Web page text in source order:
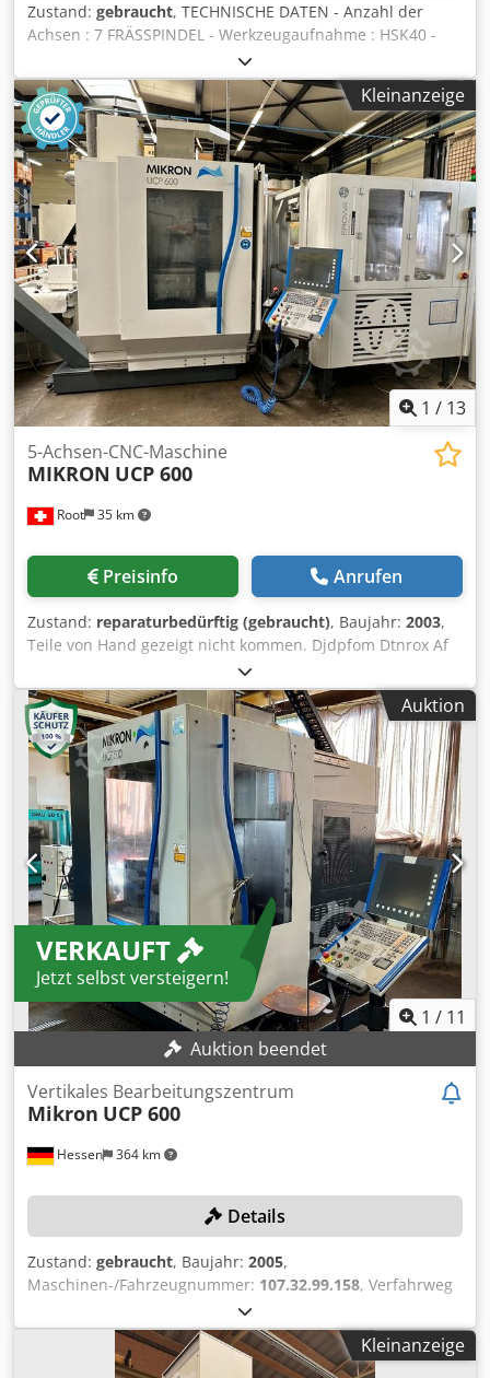
Zustand: gebraucht, TECHNISCHE DATEN - Anzahl der
Achsen : 7 FRÄSSPINDEL - Werkzeugaufnahme : HSK40 -
Spindeldrehzahl : 30000 [Upm] LINEAR ACHSEN -
Verfahrweg X/Y/Z-Achsen : 450/270/310 [mm] -
Eilganggeschwindigkeit (X/Y/Z) : 75 [m/min]
SCHWENKACHSE B - Verfahrweg : -20/+90 [Grad] -
Minimum Auflösung : 0.001 [Grad] WERKZEUGWECHSLER -
Werkzeugwechsler Typ : Parapluie - Anzahl der Werkzeuge
im Magazin : 40 DREHSPINDEL - Spindeldrehzahl : 8000
[Upm] - Max. Stangendurchmesser : 32 [mm] - Minimum
Auflösung C-Achse : 0.001 [Grad] - Verfahrweg : 360 [Grad]
ELEKTRISCHE VERSORGUNG - Versorgungsspannung : 400
[V] GEWICHT UND ABMESSUNGEN - Platzbedarf :
1500X2600 [mm] Dedpfsuhbr Tjx Af Eswa - Maschinenhöhe
: 2300 [mm] - Maschinengewicht : 2850 [kg]
MASCHINENSTUNDEN ZUBEHÖR - Steuerung : Siemens 840
D - 3-farbige Statuslampe
Kleinanzeige
1 / 13
Root 35 km
5-Achsen-CNC-Maschine
MIKRON UCP 600
Preisinfo Anrufen
Zustand: reparaturbedürftig (gebraucht), Baujahr: 2003,
Teile von Hand gezeigt nicht kommen. Djdpfom Dtnrox Af
Eswa Palettenwechsler EROWA nicht kommen.
Auktion
VERKAUFT
Jetzt selbst versteigern!
1 / 11
Auktion beendet
Hessen 364 km
Vertikales Bearbeitungszentrum
Mikron UCP 600
Details
Zustand: gebraucht, Baujahr: 2005,
Maschinen-/Fahrzeugnummer: 107.32.99.158, Verfahrweg
, Verfahrweg Y-Achse:
Verfahrweg Z-Achse:450 mm, Steuerungsmodell:
Heidenhain iTNC 530, Spindeldrehzahl (max.):12’000
Kleinanzeige